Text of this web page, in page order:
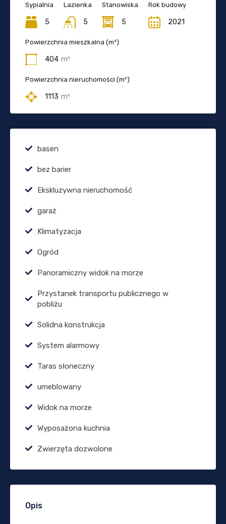
Sypialnia
5
Lazienka
5
Stanowiska
5
Rok budowy
2021
Powierzchnia mieszkalna (m²)
404 m²
Powierzchnia nieruchomości (m²)
1113 m²
basen
bez barier
Ekskluzywna nieruchomość
garaż
Klimatyzacja
Ogród
Panoramiczny widok na morze
Przystanek transportu publicznego w
pobliżu
Solidna konstrukcja
System alarmowy
Taras słoneczny
umeblowany
Widok na morze
Wyposażona kuchnia
Zwierzęta dozwolone
Opis